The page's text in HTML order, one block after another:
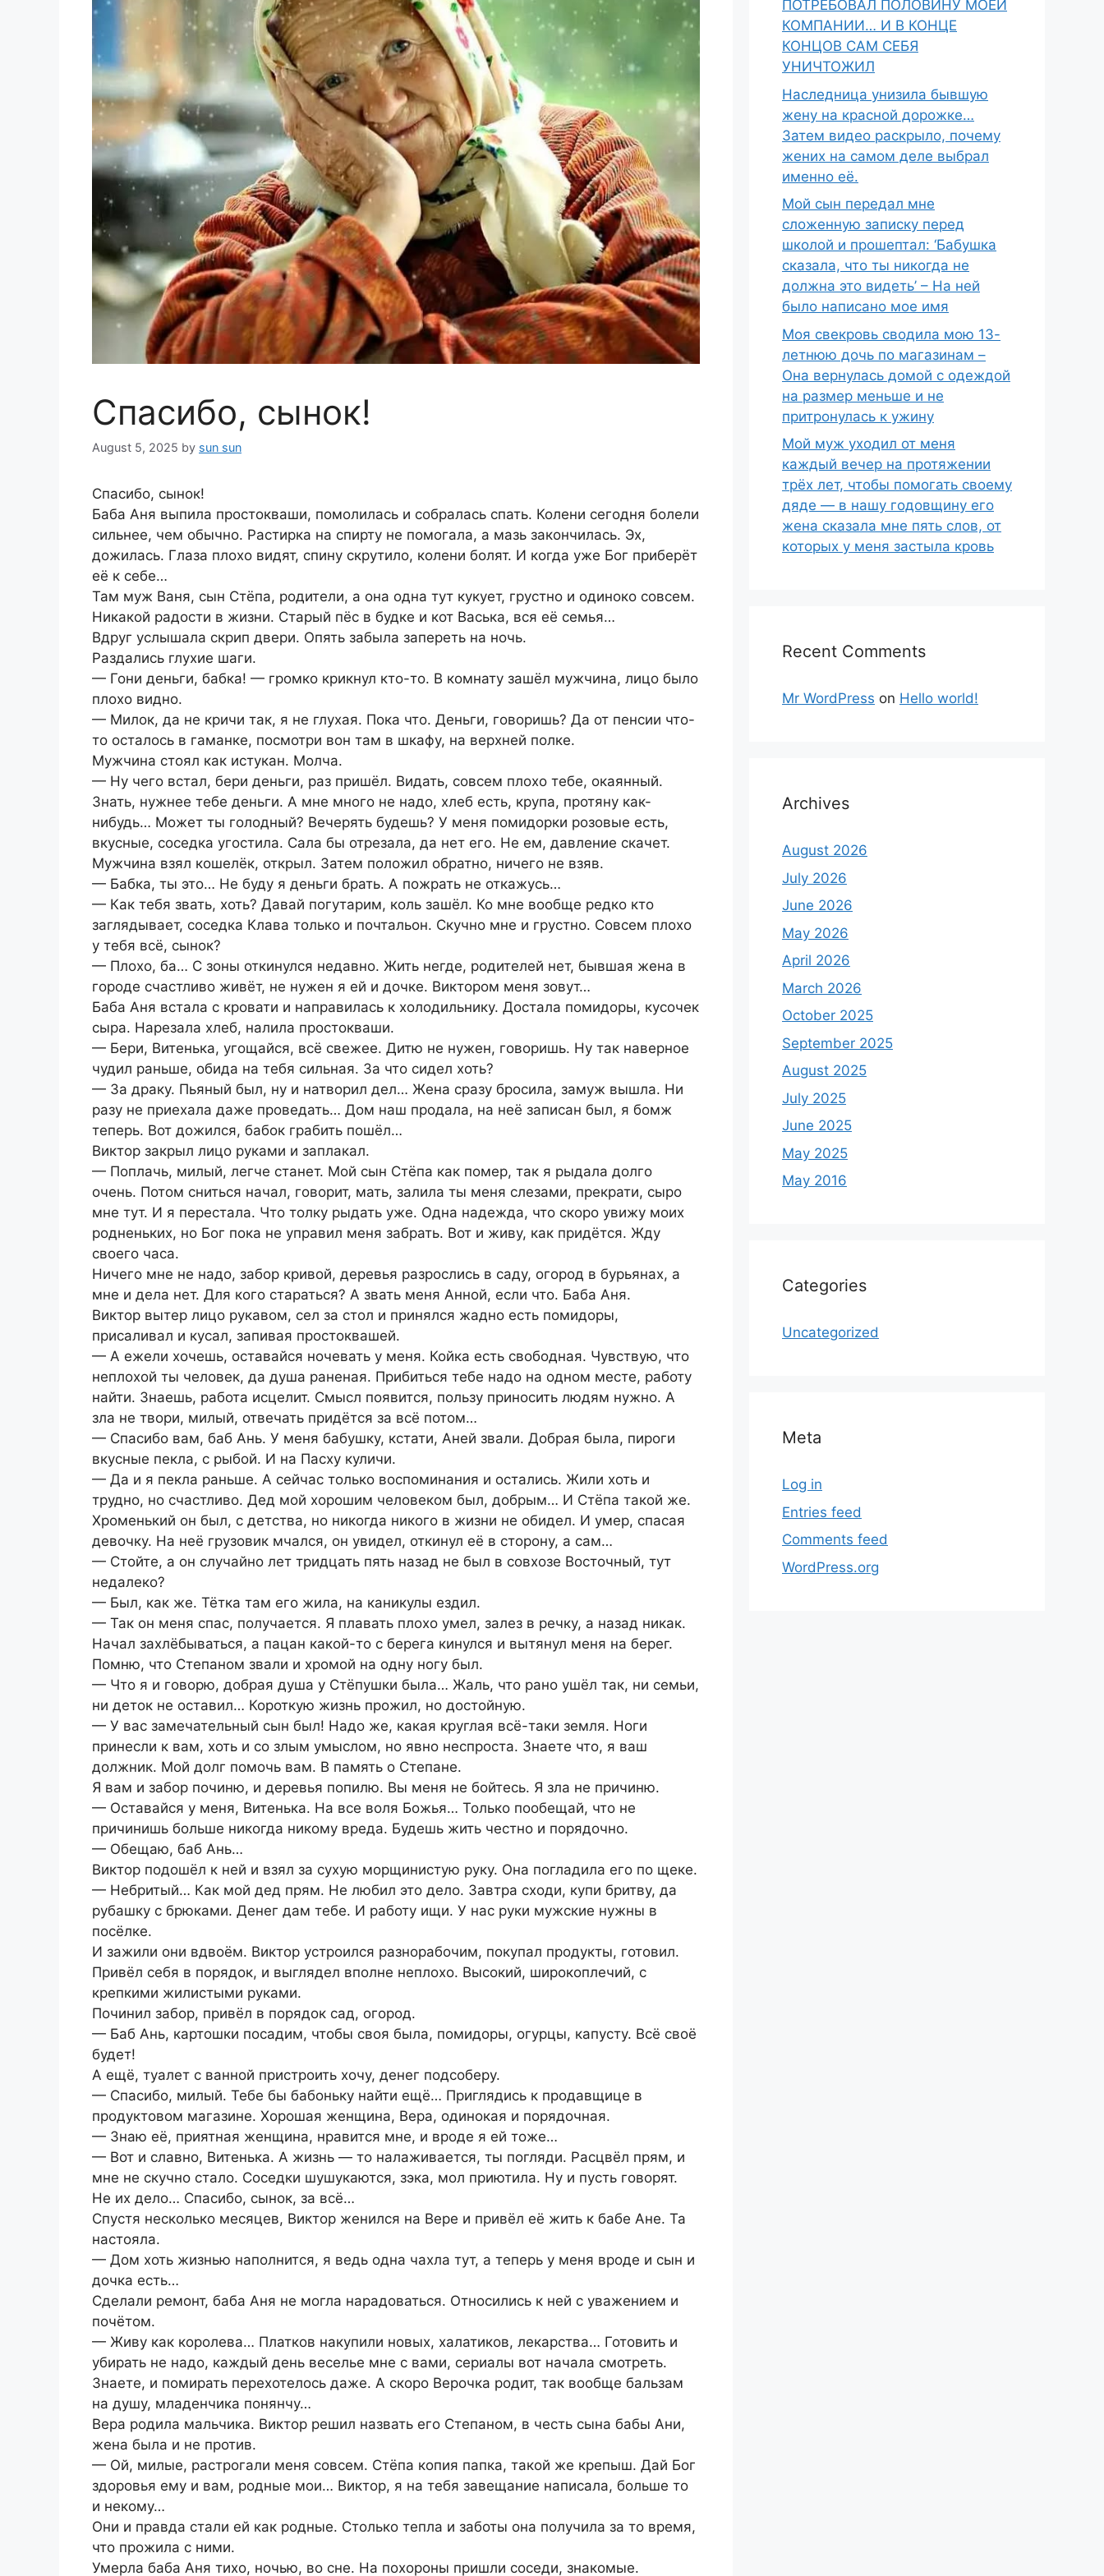
Спасибо, сынок!
August 5, 2025 by sun sun
Спасибо, сынок!
Баба Аня выпила простокваши, помолилась и собралась спать. Колени сегодня болели
сильнее, чем обычно. Растирка на спирту не помогала, а мазь закончилась. Эх,
дожилась. Глаза плохо видят, спину скрутило, колени болят. И когда уже Бог приберёт
её к себе…
Там муж Ваня, сын Стёпа, родители, а она одна тут кукует, грустно и одиноко совсем.
Никакой радости в жизни. Старый пёс в будке и кот Васька, вся её семья…
Вдруг услышала скрип двери. Опять забыла запереть на ночь.
Раздались глухие шаги.
— Гони деньги, бабка! — громко крикнул кто-то. В комнату зашёл мужчина, лицо было
плохо видно.
— Милок, да не кричи так, я не глухая. Пока что. Деньги, говоришь? Да от пенсии что-
то осталось в гаманке, посмотри вон там в шкафу, на верхней полке.
Мужчина стоял как истукан. Молча.
— Ну чего встал, бери деньги, раз пришёл. Видать, совсем плохо тебе, окаянный.
Знать, нужнее тебе деньги. А мне много не надо, хлеб есть, крупа, протяну как-
нибудь… Может ты голодный? Вечерять будешь? У меня помидорки розовые есть,
вкусные, соседка угостила. Сала бы отрезала, да нет его. Не ем, давление скачет.
Мужчина взял кошелёк, открыл. Затем положил обратно, ничего не взяв.
— Бабка, ты это… Не буду я деньги брать. А пожрать не откажусь…
— Как тебя звать, хоть? Давай погутарим, коль зашёл. Ко мне вообще редко кто
заглядывает, соседка Клава только и почтальон. Скучно мне и грустно. Совсем плохо
у тебя всё, сынок?
— Плохо, ба… С зоны откинулся недавно. Жить негде, родителей нет, бывшая жена в
городе счастливо живёт, не нужен я ей и дочке. Виктором меня зовут…
Баба Аня встала с кровати и направилась к холодильнику. Достала помидоры, кусочек
сыра. Нарезала хлеб, налила простокваши.
— Бери, Витенька, угощайся, всё свежее. Дитю не нужен, говоришь. Ну так наверное
чудил раньше, обида на тебя сильная. За что сидел хоть?
— За драку. Пьяный был, ну и натворил дел… Жена сразу бросила, замуж вышла. Ни
разу не приехала даже проведать… Дом наш продала, на неё записан был, я бомж
теперь. Вот дожился, бабок грабить пошёл…
Виктор закрыл лицо руками и заплакал.
— Поплачь, милый, легче станет. Мой сын Стёпа как помер, так я рыдала долго
очень. Потом сниться начал, говорит, мать, залила ты меня слезами, прекрати, сыро
мне тут. И я перестала. Что толку рыдать уже. Одна надежда, что скоро увижу моих
родненьких, но Бог пока не управил меня забрать. Вот и живу, как придётся. Жду
своего часа.
Ничего мне не надо, забор кривой, деревья разрослись в саду, огород в бурьянах, а
мне и дела нет. Для кого стараться? А звать меня Анной, если что. Баба Аня.
Виктор вытер лицо рукавом, сел за стол и принялся жадно есть помидоры,
присаливал и кусал, запивая простоквашей.
— А ежели хочешь, оставайся ночевать у меня. Койка есть свободная. Чувствую, что
неплохой ты человек, да душа раненая. Прибиться тебе надо на одном месте, работу
найти. Знаешь, работа исцелит. Смысл появится, пользу приносить людям нужно. А
зла не твори, милый, отвечать придётся за всё потом…
— Спасибо вам, баб Ань. У меня бабушку, кстати, Аней звали. Добрая была, пироги
вкусные пекла, с рыбой. И на Пасху куличи.
— Да и я пекла раньше. А сейчас только воспоминания и остались. Жили хоть и
трудно, но счастливо. Дед мой хорошим человеком был, добрым… И Стёпа такой же.
Хроменький он был, с детства, но никогда никого в жизни не обидел. И умер, спасая
девочку. На неё грузовик мчался, он увидел, откинул её в сторону, а сам…
— Стойте, а он случайно лет тридцать пять назад не был в совхозе Восточный, тут
недалеко?
— Был, как же. Тётка там его жила, на каникулы ездил.
— Так он меня спас, получается. Я плавать плохо умел, залез в речку, а назад никак.
Начал захлёбываться, а пацан какой-то с берега кинулся и вытянул меня на берег.
Помню, что Степаном звали и хромой на одну ногу был.
— Что я и говорю, добрая душа у Стёпушки была… Жаль, что рано ушёл так, ни семьи,
ни деток не оставил… Короткую жизнь прожил, но достойную.
— У вас замечательный сын был! Надо же, какая круглая всё-таки земля. Ноги
принесли к вам, хоть и со злым умыслом, но явно неспроста. Знаете что, я ваш
должник. Мой долг помочь вам. В память о Степане.
Я вам и забор починю, и деревья попилю. Вы меня не бойтесь. Я зла не причиню.
— Оставайся у меня, Витенька. На все воля Божья… Только пообещай, что не
причинишь больше никогда никому вреда. Будешь жить честно и порядочно.
— Обещаю, баб Ань…
Виктор подошёл к ней и взял за сухую морщинистую руку. Она погладила его по щеке.
— Небритый… Как мой дед прям. Не любил это дело. Завтра сходи, купи бритву, да
рубашку с брюками. Денег дам тебе. И работу ищи. У нас руки мужские нужны в
посёлке.
И зажили они вдвоём. Виктор устроился разнорабочим, покупал продукты, готовил.
Привёл себя в порядок, и выглядел вполне неплохо. Высокий, широкоплечий, с
крепкими жилистыми руками.
Починил забор, привёл в порядок сад, огород.
— Баб Ань, картошки посадим, чтобы своя была, помидоры, огурцы, капусту. Всё своё
будет!
А ещё, туалет с ванной пристроить хочу, денег подсоберу.
— Спасибо, милый. Тебе бы бабоньку найти ещё… Приглядись к продавщице в
продуктовом магазине. Хорошая женщина, Вера, одинокая и порядочная.
— Знаю её, приятная женщина, нравится мне, и вроде я ей тоже…
— Вот и славно, Витенька. А жизнь — то налаживается, ты погляди. Расцвёл прям, и
мне не скучно стало. Соседки шушукаются, зэка, мол приютила. Ну и пусть говорят.
Не их дело… Спасибо, сынок, за всё…
Спустя несколько месяцев, Виктор женился на Вере и привёл её жить к бабе Ане. Та
настояла.
— Дом хоть жизнью наполнится, я ведь одна чахла тут, а теперь у меня вроде и сын и
дочка есть…
Сделали ремонт, баба Аня не могла нарадоваться. Относились к ней с уважением и
почётом.
— Живу как королева… Платков накупили новых, халатиков, лекарства… Готовить и
убирать не надо, каждый день веселье мне с вами, сериалы вот начала смотреть.
Знаете, и помирать перехотелось даже. А скоро Верочка родит, так вообще бальзам
на душу, младенчика понянчу…
Вера родила мальчика. Виктор решил назвать его Степаном, в честь сына бабы Ани,
жена была и не против.
— Ой, милые, растрогали меня совсем. Стёпа копия папка, такой же крепыш. Дай Бог
здоровья ему и вам, родные мои… Виктор, я на тебя завещание написала, больше то
и некому…
Они и правда стали ей как родные. Столько тепла и заботы она получила за то время,
что прожила с ними.
Умерла баба Аня тихо, ночью, во сне. На похороны пришли соседи, знакомые.
ПОТРЕБОВАЛ ПОЛОВИНУ МОЕЙ
КОМПАНИИ… И В КОНЦЕ
КОНЦОВ САМ СЕБЯ
УНИЧТОЖИЛ
Наследница унизила бывшую
жену на красной дорожке…
Затем видео раскрыло, почему
жених на самом деле выбрал
именно её.
Мой сын передал мне
сложенную записку перед
школой и прошептал: ‘Бабушка
сказала, что ты никогда не
должна это видеть’ – На ней
было написано мое имя
Моя свекровь сводила мою 13-
летнюю дочь по магазинам –
Она вернулась домой с одеждой
на размер меньше и не
притронулась к ужину
Мой муж уходил от меня
каждый вечер на протяжении
трёх лет, чтобы помогать своему
дяде — в нашу годовщину его
жена сказала мне пять слов, от
которых у меня застыла кровь
Recent Comments
Mr WordPress on Hello world!
Archives
August 2026
July 2026
June 2026
May 2026
April 2026
March 2026
October 2025
September 2025
August 2025
July 2025
June 2025
May 2025
May 2016
Categories
Uncategorized
Meta
Log in
Entries feed
Comments feed
WordPress.org